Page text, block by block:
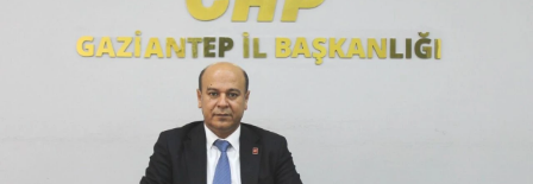
Müzik
Resmi İlanlar